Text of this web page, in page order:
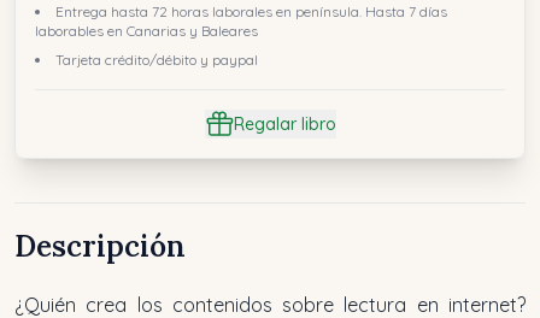
Entrega hasta 72 horas laborales en península. Hasta 7 días
laborables en Canarias y Baleares
Tarjeta crédito/débito y paypal
Regalar libro
Descripción
¿Quién crea los contenidos sobre lectura en internet?